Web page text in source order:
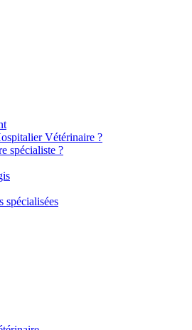
Vétérinaire ?
spécialiste ?
spécialisées